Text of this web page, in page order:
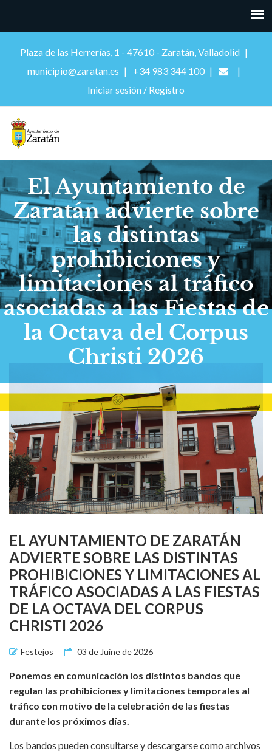
Plaza de las Herrerías, 1 - 47610 - Zaratán, Valladolid
municipio@zaratan.es
+34 983 344 100
Iniciar sesión / Registro
El Ayuntamiento de
Zaratán advierte sobre
las distintas
prohibiciones y
limitaciones al tráfico
asociadas a las Fiestas de
la Octava del Corpus
Christi 2026
EL AYUNTAMIENTO DE ZARATÁN
ADVIERTE SOBRE LAS DISTINTAS
PROHIBICIONES Y LIMITACIONES AL
TRÁFICO ASOCIADAS A LAS FIESTAS
DE LA OCTAVA DEL CORPUS
CHRISTI 2026
Festejos 03 de Juine de 2026
Ponemos en comunicación los distintos bandos que
regulan las prohibiciones y limitaciones temporales al
tráfico con motivo de la celebración de las fiestas
durante los próximos días.
Los bandos pueden consultarse y descargarse como archivos